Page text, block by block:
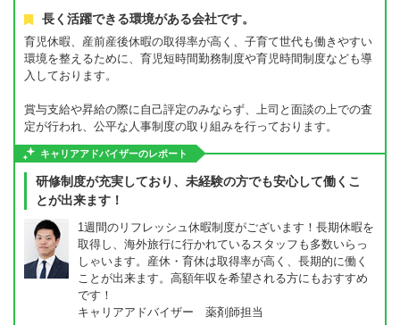
長く活躍できる環境がある会社です。
育児休暇、産前産後休暇の取得率が高く、子育て世代も働きやすい
環境を整えるために、育児短時間勤務制度や育児時間制度なども導
入しております。
賞与支給や昇給の際に自己評定のみならず、上司と面談の上での査
定が行われ、公平な人事制度の取り組みを行っております。
キャリアアドバイザーのレポート
研修制度が充実しており、未経験の方でも安心して働くこ
とが出来ます！
1週間のリフレッシュ休暇制度がございます！長期休暇を
取得し、海外旅行に行かれているスタッフも多数いらっ
しゃいます。産休・育休は取得率が高く、長期的に働く
ことが出来ます。高額年収を希望される方にもおすすめ
です！
キャリアアドバイザー 薬剤師担当